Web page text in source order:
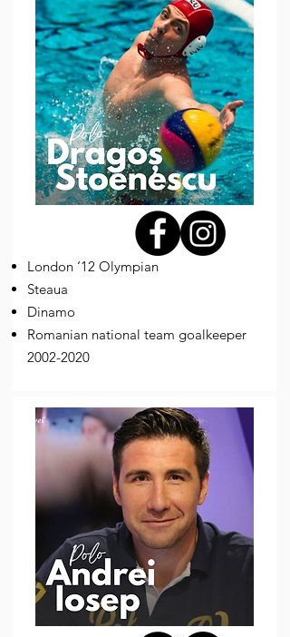
London ‘12 Olympian
Steaua
Dinamo
Romanian national team goalkeeper
2002-2020